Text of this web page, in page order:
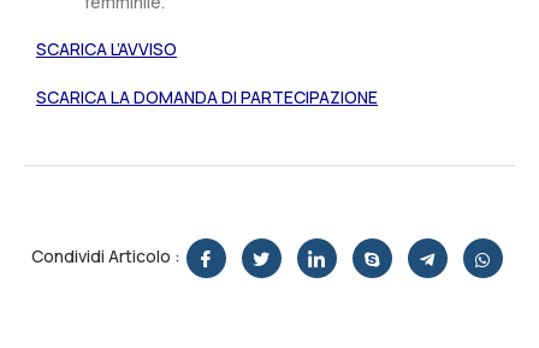
SCARICA L’AVVISO
SCARICA LA DOMANDA DI PARTECIPAZIONE
Condividi Articolo :